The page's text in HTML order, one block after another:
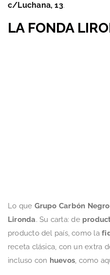
c/Luchana, 13.
LA FONDA
Lo que Grupo Carbón Negro
Lironda. Su carta: de
producto del país, como la
receta clásica, con un extra
incluso con huevos, como